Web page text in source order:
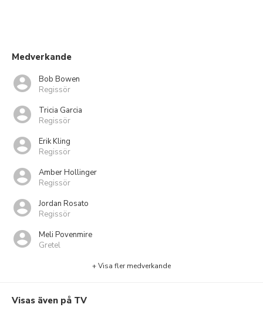
Medverkande
Bob Bowen
Regissör
Tricia Garcia
Regissör
Erik Kling
Regissör
Amber Hollinger
Regissör
Jordan Rosato
Regissör
Meli Povenmire
Gretel
+ Visa fler medverkande
Visas även på TV